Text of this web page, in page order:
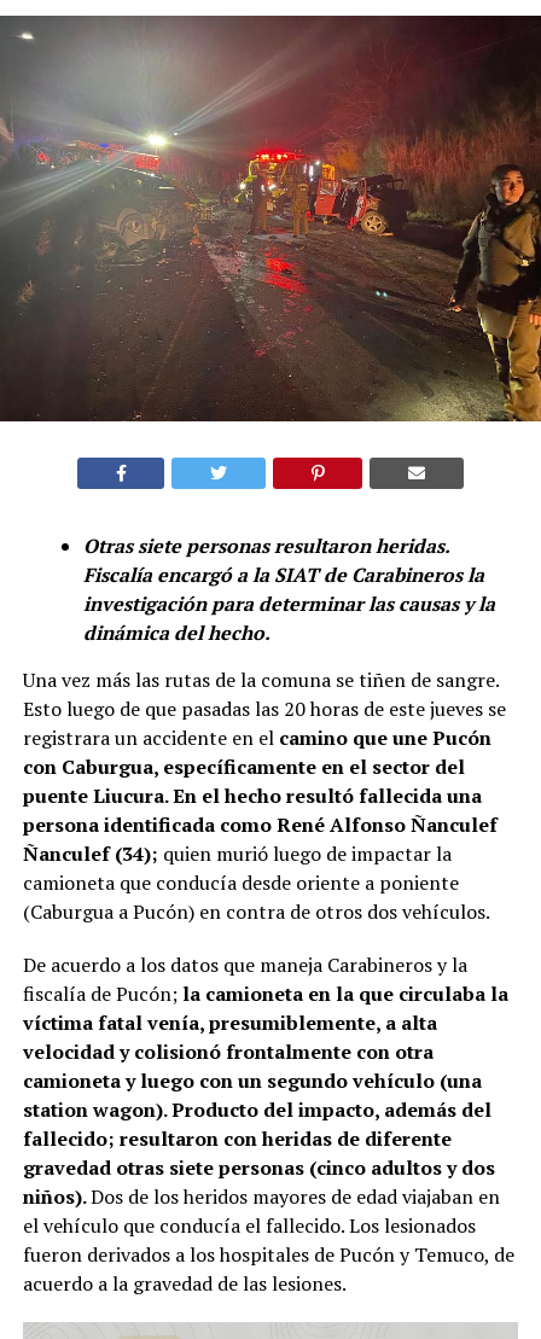
Otras siete personas resultaron heridas.
Fiscalía encargó a la SIAT de Carabineros la
investigación para determinar las causas y la
dinámica del hecho.
Una vez más las rutas de la comuna se tiñen de sangre.
Esto luego de que pasadas las 20 horas de este jueves se
registrara un accidente en el camino que une Pucón
con Caburgua, específicamente en el sector del
puente Liucura. En el hecho resultó fallecida una
persona identificada como René Alfonso Ñanculef
Ñanculef (34); quien murió luego de impactar la
camioneta que conducía desde oriente a poniente
(Caburgua a Pucón) en contra de otros dos vehículos.
De acuerdo a los datos que maneja Carabineros y la
fiscalía de Pucón;la camioneta en la que circulaba la
víctima fatal venía, presumiblemente, a alta
velocidad y colisionó frontalmente con otra
camioneta y luego con un segundo vehículo (una
station wagon). Producto del impacto, además del
fallecido; resultaron con heridas de diferente
gravedad otras siete personas (cinco adultos y dos
niños).Dos de los heridos mayores de edad viajaban en
el vehículo que conducía el fallecido. Los lesionados
fueron derivados a los hospitales de Pucón y Temuco, de
acuerdo a la gravedad de las lesiones.